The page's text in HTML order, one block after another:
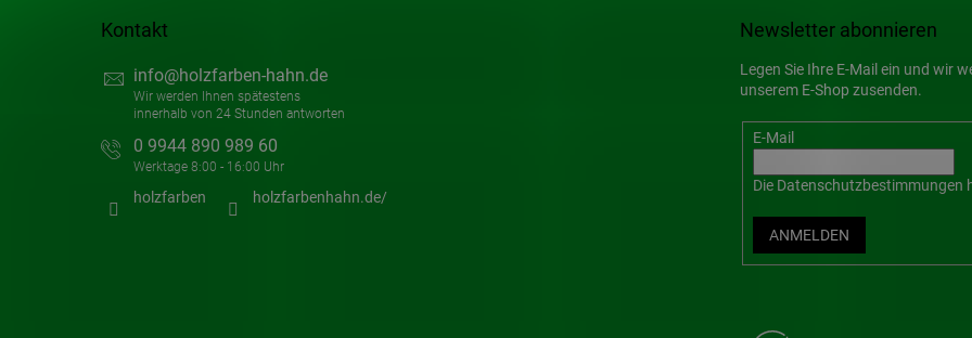
Kontakt
info@holzfarben-hahn.de
0 9944 890 989 60
holzfarben holzfarbenhahn.de/
Newsletter abonnieren
Legen Sie Ihre E-Mail ein und wir
unserem E-Shop zusenden.
E-Mail
Die Datenschutzbestimmungen
ANMELDEN